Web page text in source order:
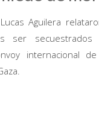
Aguilera
ser secuestrados
internacional